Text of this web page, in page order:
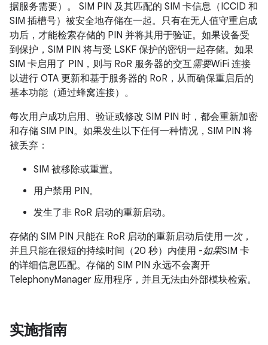
据服务需要）。 SIM PIN 及其匹配的 SIM 卡信息（ICCID 和
SIM 插槽号）被安全地存储在一起。只有在无人值守重启成
功后，才能检索存储的 PIN 并将其用于验证。如果设备受
到保护，SIM PIN 将与受 LSKF 保护的密钥一起存储。如果
SIM 卡启用了 PIN，则与 RoR 服务器的交互需要WiFi 连接
以进行 OTA 更新和基于服务器的 RoR，从而确保重启后的
基本功能（通过蜂窝连接）。
每次用户成功启用、验证或修改 SIM PIN 时，都会重新加密
和存储 SIM PIN。如果发生以下任何一种情况，SIM PIN 将
被丢弃：
SIM 被移除或重置。
用户禁用 PIN。
发生了非 RoR 启动的重新启动。
存储的 SIM PIN 只能在 RoR 启动的重新启动后使用一次，
并且只能在很短的持续时间（20 秒）内使用 -如果SIM 卡
的详细信息匹配。存储的 SIM PIN 永远不会离开
TelephonyManager 应用程序，并且无法由外部模块检索。
实施指南